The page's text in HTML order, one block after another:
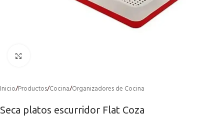
Inicio/Productos/Cocina/Organizadores de Cocina
Seca platos escurridor Flat Coza